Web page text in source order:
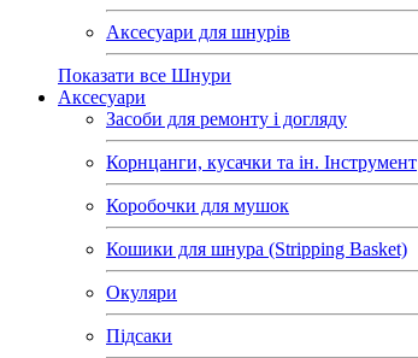
Аксесуари для шнурів
Показати все Шнури
Аксесуари
Засоби для ремонту і догляду
Корнцанги, кусачки та ін. Інструмент
Коробочки для мушок
Кошики для шнура (Stripping Basket)
Окуляри
Підсаки